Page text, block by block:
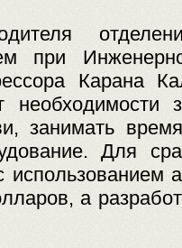
при
Карана
необходимости
занимать
Для
использованием
а